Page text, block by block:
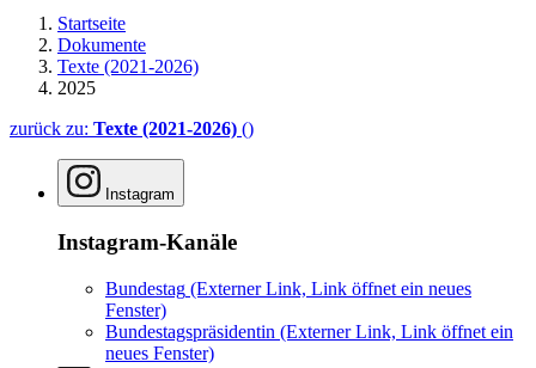
Startseite
Dokumente
Texte (2021-2026)
2025
zurück zu: Texte (2021-2026) ()
Instagram
Instagram-Kanäle
Bundestag (Externer Link, Link öffnet ein neues
Fenster)
Bundestagspräsidentin (Externer Link, Link öffnet ein
neues Fenster)